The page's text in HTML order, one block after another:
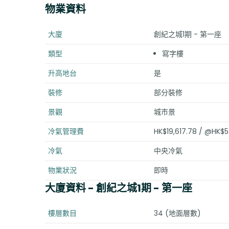
物業資料
大廈
創紀之城1期 - 第一座
類型
寫字樓
升高地台
是
裝修
部分裝修
景觀
城市景
冷氣管理費
HK$19,617.78 /
冷氣
中央冷氣
物業狀況
即時
大廈資料- 創紀之城1期 - 第一座
樓層數目
34 (地面層數)